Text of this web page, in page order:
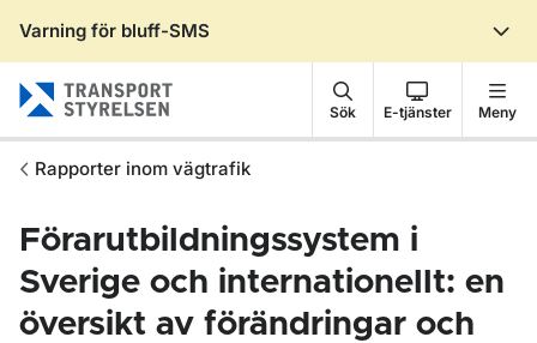
Varning för bluff-SMS
Sök E-tjänster Meny
Rapporter inom vägtrafik
Förarutbildningssystem i
Sverige och internationellt: en
översikt av förändringar och